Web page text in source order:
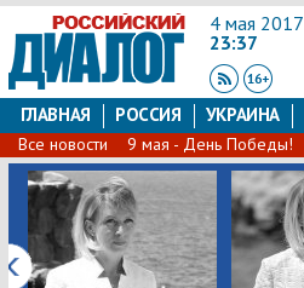
4 мая 2017
23:37
ГЛАВНАЯ РОССИЯ УКРАИНА
Все новости 9 мая - День Победы!